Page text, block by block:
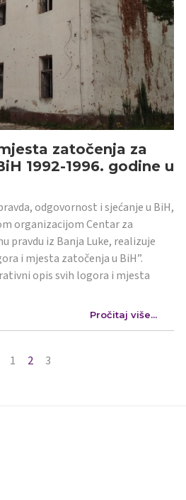
zatočenja za
1992-1996. godine u
odgovornost i sjećanje u BiH,
organizacijom Centar za
pravdu iz Banja Luke, realizuje
i mjesta zatočenja u BiH”.
opis svih logora i mjesta
Pročitaj više...
1 2 3